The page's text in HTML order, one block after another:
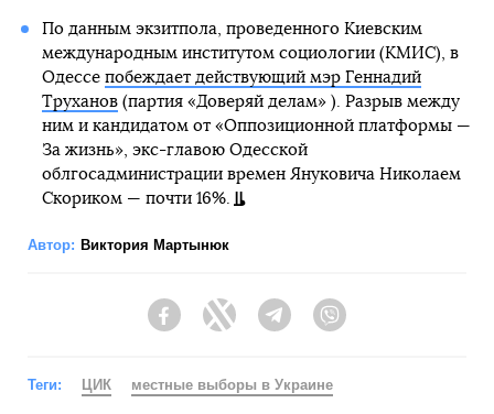
По данным экзитпола, проведенного Киевским
международным институтом социологии (КМИС), в
Одессе побеждает действующий мэр Геннадий
Труханов(партия «Доверяй делам» ). Разрыв между
ним и кандидатом от «Оппозиционной платформы —
За жизнь», экс-главою Одесской
облгосадминистрации времен Януковича Николаем
Скориком — почти 16%.
Автор: Виктория Мартынюк
FacebookTwitter Telegram
Теги: ЦИК местные выборы в Украине